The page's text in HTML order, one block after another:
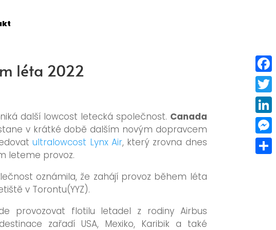
léta 2022
další lowcost letecká společnost. Canada
v krátké době dalším novým dopravcem
ultralowcost Lynx Air, který zrovna dnes
leteme provoz.
oznámila, že zahájí provoz během léta
v Torontu(YYZ).
provozovat flotilu letadel z rodiny Airbus
zařadí USA, Mexiko, Karibik a také